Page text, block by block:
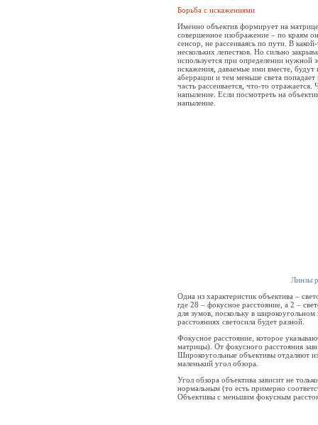
Борьба с искажениями
Именно объектив формирует на
совершенное изображение – по краям
сенсор, не рассеиваясь по пути. В
нескольких лепестков. Но сильно
используется при определении нужной
искажения, даваемые ими вместе,
аберрации и тем меньше света
часть рассеивается, что-то
напыление. Если посмотреть на
напыление.
Линзы
Одна из характеристик объектива –
где 28 – фокусное расстояние, а 2 –
для зумов, поскольку в
расстояниях светосила будет разной.
Фокусное расстояние, которое
матрицы). От фокусного расстояния
Широкоугольные объективы отдаляют
маленький угол обзора.
Угол обзора объектива зависит не
нормальным (то есть примерно
Объективы с меньшим фокусным